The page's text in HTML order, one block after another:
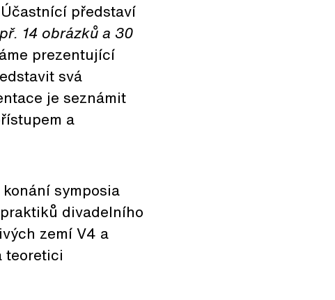
představí
14 obrázků a 30
prezentující
svá
je seznámit
a
symposia
divadelního
zemí V4 a
teoretici